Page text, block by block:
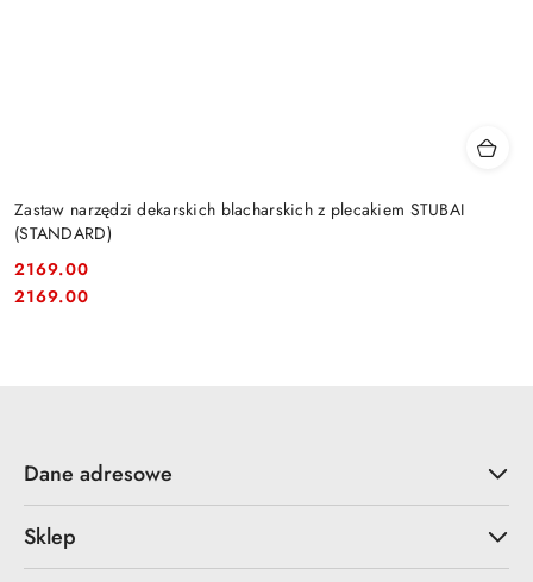
Zastaw narzędzi dekarskich blacharskich z plecakiem STUBAI
(STANDARD)
Cena:
2169.00
Cena:
2169.00
Dane adresowe
Sklep